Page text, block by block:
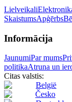
Lielveikali
SkaistumsApģērbs
Informācija
JaunumiPar mums
politikaAtruna un
Citas valstis:
België
Česko